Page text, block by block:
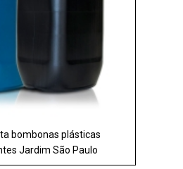
bombonas plásticas
Jardim São Paulo